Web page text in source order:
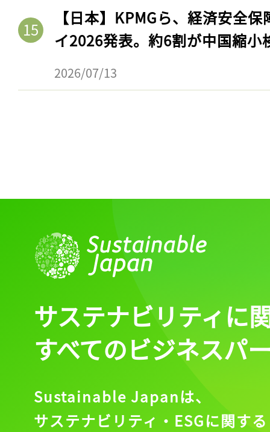
【日本】KPMGら、経済安全
イ2026発表。約6割が中国縮小
2026/07/13
サステナビリティに
すべてのビジネスパ
Sustainable Japanは、
サステナビリティ・ESGに関する